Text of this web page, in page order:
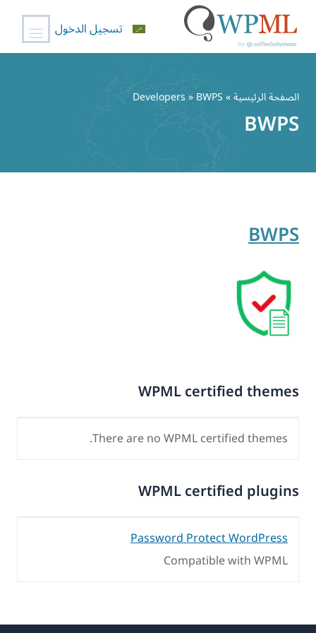
المحتوى
تسجيل الدخول
الصفحة الرئيسية» Developers » BWPS
BWPS
BWPS
WPML certified themes
There are no WPML certified themes.
WPML certified plugins
Password Protect WordPress
Compatible with WPML